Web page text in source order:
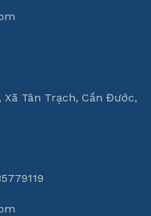
Xã Tân Trạch, Cần Đước,